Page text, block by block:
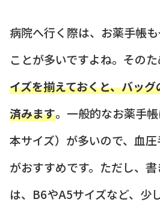
病院へ行く際は、お薬手帳
ことが多いですよね。そのた
イズを揃えておくと、バッ
済みます。一般的なお薬手
本サイズ）が多いので、血
がおすすめです。ただし、
は、B6やA5サイズなど、少